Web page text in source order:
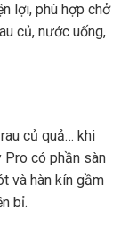
lợi, phù hợp chở
củ, nước uống,
củ quả… khi
Pro có phần sàn
và hàn kín gầm
bỉ.